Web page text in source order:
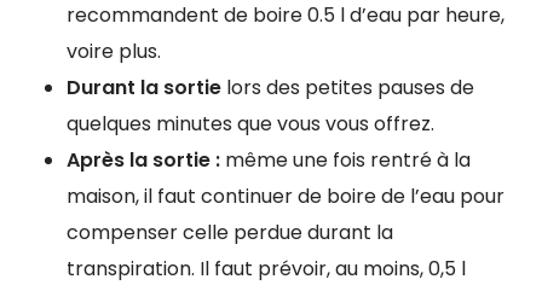
recommandent de boire 0.5 l d’eau par heure,
voire plus.
Durant la sortie lors des petites pauses de
quelques minutes que vous vous offrez.
Après la sortie : même une fois rentré à la
maison, il faut continuer de boire de l’eau pour
compenser celle perdue durant la
transpiration. Il faut prévoir, au moins, 0,5 l